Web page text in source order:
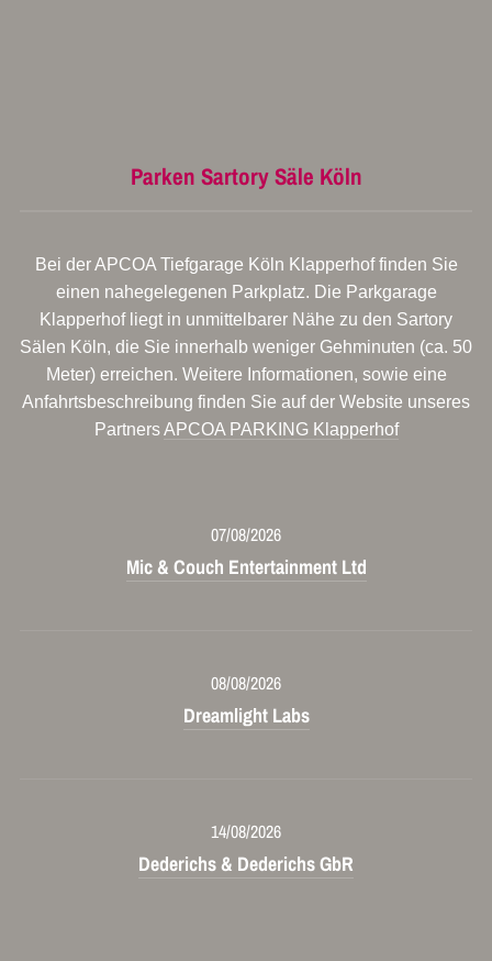
Parken Sartory Säle Köln
Bei der APCOA Tiefgarage Köln Klapperhof finden Sie
einen nahegelegenen Parkplatz. Die Parkgarage
Klapperhof liegt in unmittelbarer Nähe zu den Sartory
Sälen Köln, die Sie innerhalb weniger Gehminuten (ca. 50
Meter) erreichen. Weitere Informationen, sowie eine
Anfahrtsbeschreibung finden Sie auf der Website unseres
PartnersAPCOA PARKING Klapperhof
07/08/2026
Mic & Couch Entertainment Ltd
08/08/2026
Dreamlight Labs
14/08/2026
Dederichs & Dederichs GbR